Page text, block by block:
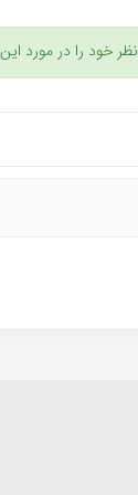
خود را در مورد